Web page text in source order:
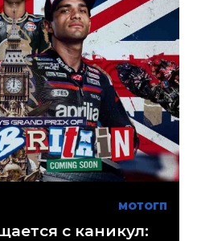
МОТОГП
с каникул: